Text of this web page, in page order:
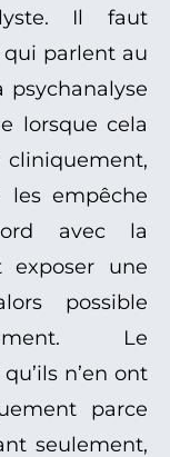
Il faut
qui parlent au
lorsque cela
cliniquement,
les empêche
avec la
exposer une
possible
Le
n’en ont
parce
seulement,